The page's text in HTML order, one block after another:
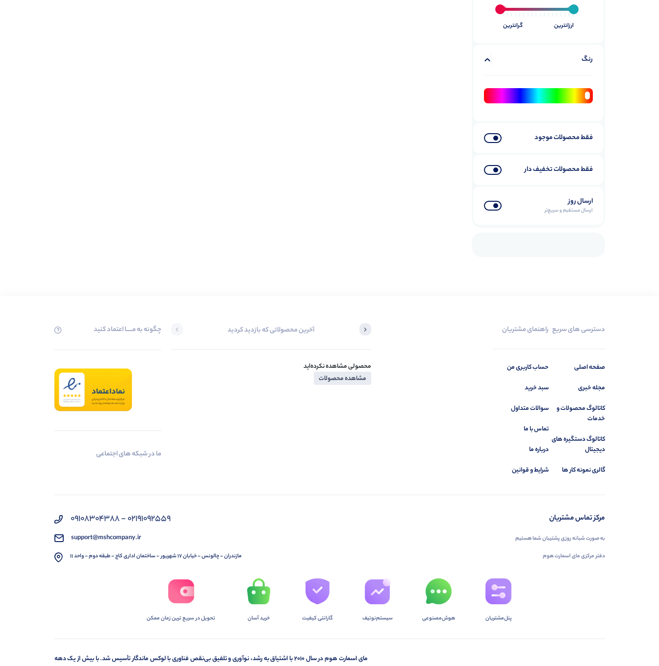
ارزانترین گرانترین
رنگ
فقط محصولات موجود
فقط محصولات تخفیف دار
ارسال روز
ارسال مستقیم و سریع‌تر
دسترسی های سریع
صفحه اصلی
مجله خبری
کاتالوگ محصولات و
خدمات
کاتالوگ دستگیره های
دیجیتال
گالری نمونه کار ها
راهنمای مشتریان
حساب کاربری من
سبد خرید
سوالات متداول
تماس با ما
درباره ما
شرایط و قوانین
آخرین محصولاتی که بازدید کردید
محصولی مشاهده نکرده‌اید
مشاهده محصولات
چگونه به مــــــا اعتماد کنید
ما در شبکه های اجتماعی
مرکز تماس مشتریان
به صورت شبانه روزی پشتیبان شما هستیم
دفتر مرکزی مای اسمارت هوم
02191092559 - 09108304388
support@mshcompany.ir
مازندران - چالونس - خیابان 17 شهریور - ساختمان اداری کاج - طبقه دوم - واحد 11
پنل‌مشتریان هوش‌مصنوعی سیستم‌نوتیف گارانتی کیفیت خرید آسان تحویل در سریع ترین زمان ممکن
مای اسمارت هوم در سال ۲۰۱۰ با اشتیاق به رشد، نوآوری و تلفیق بی‌نقص فناوری با لوکس ماندگار تأسیس شد. با بیش از یک دهه